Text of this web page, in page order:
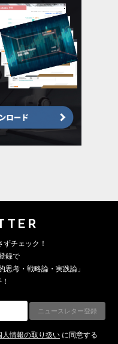
チェック！
録で
思考・戦略論・実践論」
人情報の取り扱い に同意する